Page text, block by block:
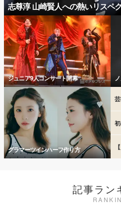
志尊淳 山崎賢人への熱いリスペ
ジュニア9人コンサート開幕
グラマーツインハーフ作り方
記事ラン